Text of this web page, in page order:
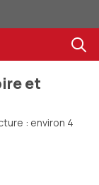
et
: environ 4